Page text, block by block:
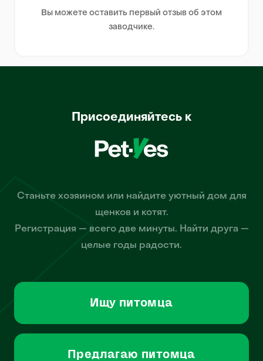
Вы можете оставить первый отзыв об этом
заводчике.
Присоединяйтесь к
Станьте хозяином или найдите уютный дом для
щенков и котят.
Регистрация — всего две минуты. Найти друга —
целые годы радости.
Ищу питомца
Предлагаю питомца